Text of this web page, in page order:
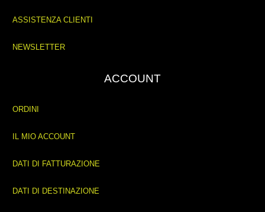
ASSISTENZA CLIENTI
NEWSLETTER
ACCOUNT
ORDINI
IL MIO ACCOUNT
DATI DI FATTURAZIONE
DATI DI DESTINAZIONE